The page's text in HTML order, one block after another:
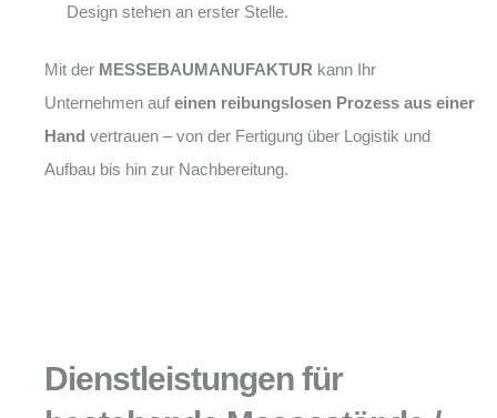
Design stehen an erster Stelle.
Mit der MESSEBAUMANUFAKTUR kann Ihr
Unternehmen auf einen reibungslosen Prozess aus einer
Hand vertrauen – von der Fertigung über Logistik und
Aufbau bis hin zur Nachbereitung.
Dienstleistungen für